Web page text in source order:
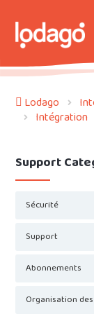
Lodago
Intégration
Support
Sécurité
Support
Abonnements
Organisation